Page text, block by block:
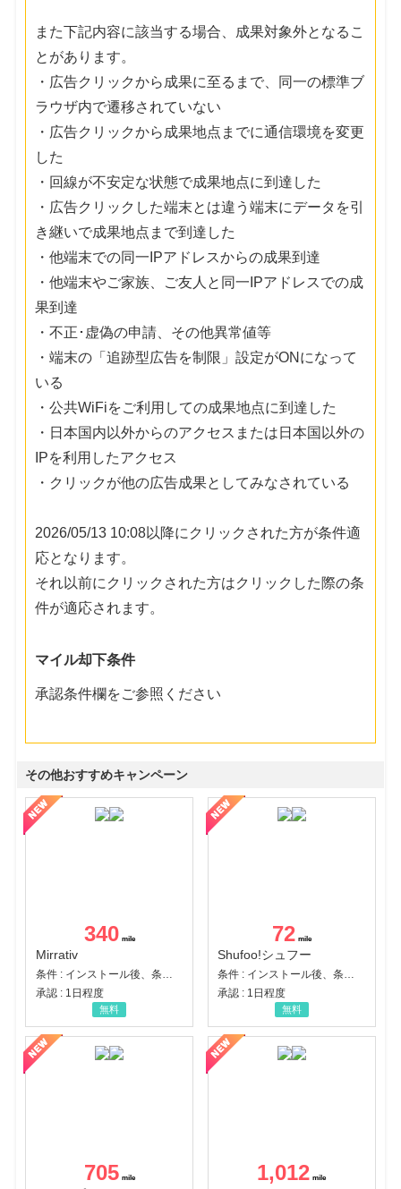
また下記内容に該当する場合、成果対象外となるこ
とがあります。
・広告クリックから成果に至るまで、同一の標準ブ
ラウザ内で遷移されていない
・広告クリックから成果地点までに通信環境を変更
した
・回線が不安定な状態で成果地点に到達した
・広告クリックした端末とは違う端末にデータを引
き継いで成果地点まで到達した
・他端末での同一IPアドレスからの成果到達
・他端末やご家族、ご友人と同一IPアドレスでの成
果到達
・不正･虚偽の申請、その他異常値等
・端末の「追跡型広告を制限」設定がONになって
いる
・公共WiFiをご利用しての成果地点に到達した
・日本国内以外からのアクセスまたは日本国以外の
IPを利用したアクセス
・クリックが他の広告成果としてみなされている
2026/05/13 10:08以降にクリックされた方が条件適
応となります。
それ以前にクリックされた方はクリックした際の条
件が適応されます。
マイル却下条件
承認条件欄をご参照ください
その他おすすめキャンペーン
340
Mirrativ
条件 : インストール後、条件達成
承認 : 1日程度
無料
72
Shufoo!シュフー
条件 : インストール後、条件達成
承認 : 1日程度
無料
705 1,012